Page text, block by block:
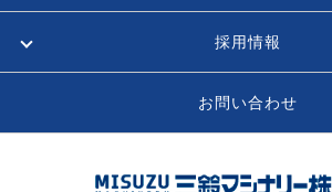
採用情報
お問い合わせ